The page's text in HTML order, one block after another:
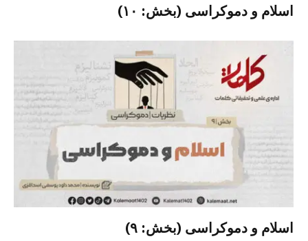
اسلام و دموکراسی (بخش: ۱۰)
اسلام و دموکراسی (بخش: ۹)